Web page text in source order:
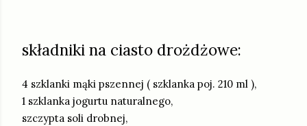
składniki na ciasto drożdżowe:
4 szklanki mąki pszennej ( szklanka poj. 210 ml ),
1 szklanka jogurtu naturalnego,
szczypta soli drobnej,